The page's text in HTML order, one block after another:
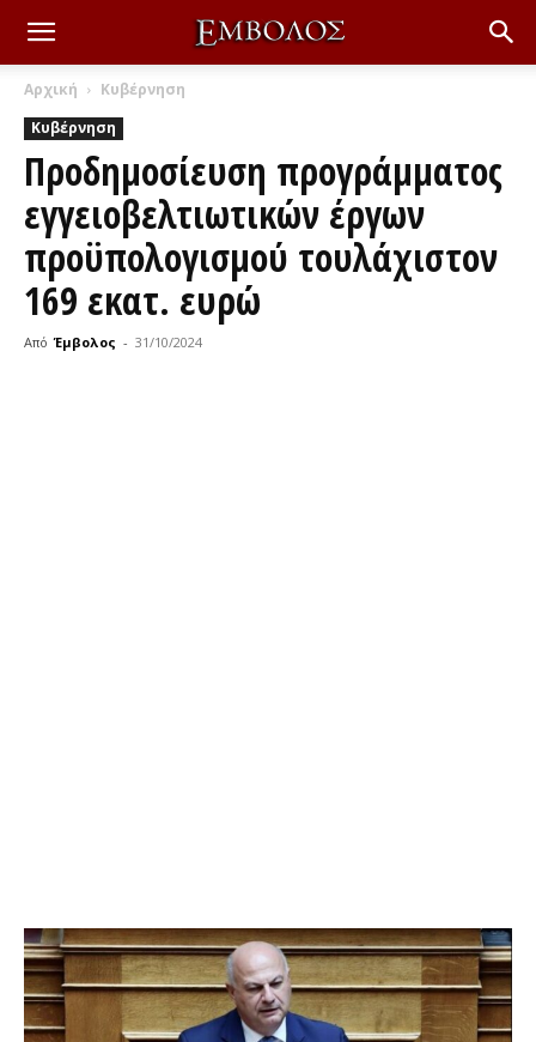
Αρχική
Κυβέρνηση
Κυβέρνηση
Προδημοσίευση προγράμματος
εγγειοβελτιωτικών έργων
προϋπολογισμού τουλάχιστον
169 εκατ. ευρώ
Από Έμβολος - 31/10/2024